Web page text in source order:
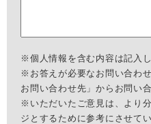
※個人情報を含む内容は記入し
※お答えが必要なお問い合わ
お問い合わせ先」からお問い
※いただいたご意見は、より
ジとするために参考にさせて